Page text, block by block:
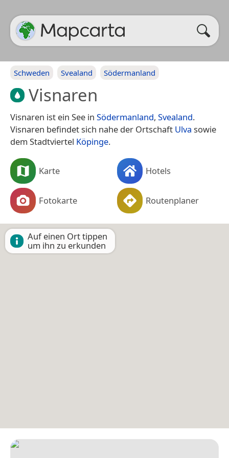
Schweden Svealand Södermanland
Visnaren
Visnaren ist ein See in Södermanland, Svealand.
Visnaren befindet sich nahe der Ortschaft Ulva sowie
dem Stadtviertel Köpinge.
Karte Hotels
Fotokarte Routenplaner
Auf einen Ort tippen
um ihn zu erkunden